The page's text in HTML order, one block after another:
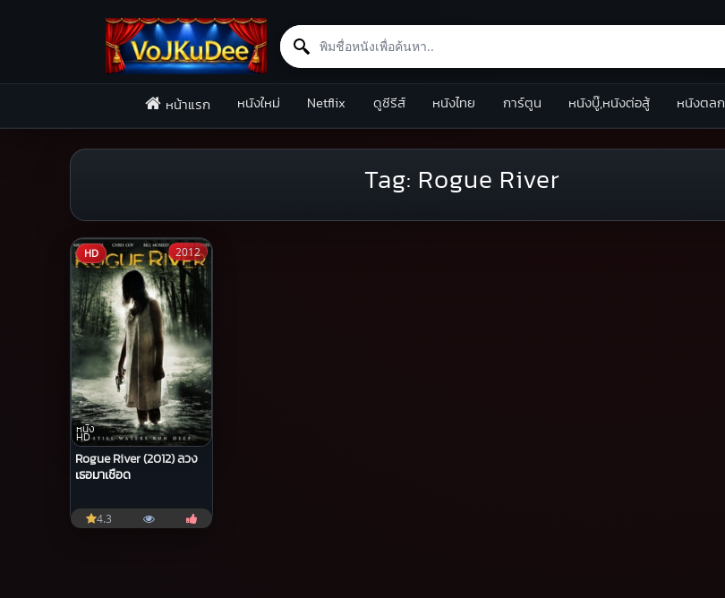
Search for:
หน้าแรก หนังใหม่ Netflix ดูซีรีส์ หนังไทย การ์ตูน หนังบู๊,หนังต่อสู้ หนังตลก
Tag: Rogue River
HD
หนัง
HD
Rogue River (2012) ลวง
เธอมาเชือด
2012
4.3